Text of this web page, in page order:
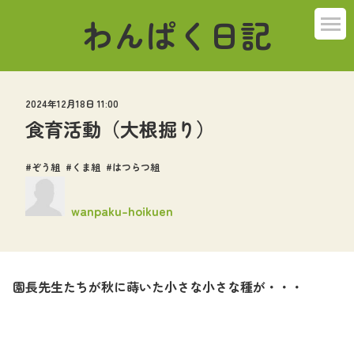
わんぱく日記
ばんび組
はつらつ組
2024年12月18日 11:00
食育活動（大根掘り）
ぞう組 くま組 はつらつ組
wanpaku-hoikuen
園長先生たちが秋に蒔いた小さな小さな種が・・・